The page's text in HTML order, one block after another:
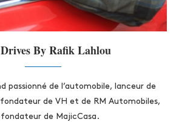
By Rafik Lahlou
passionné de l’automobile, lanceur de
de VH et de RM Automobiles,
de MajicCasa.